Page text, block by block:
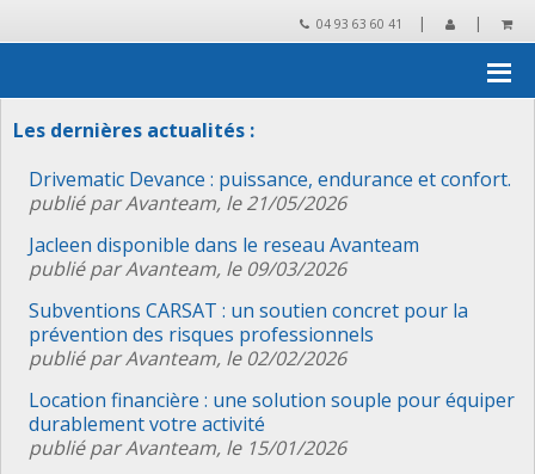
04 93 63 60 41 | |
Les dernières actualités :
Drivematic Devance : puissance, endurance et confort.
publié par Avanteam, le 21/05/2026
Jacleen disponible dans le reseau Avanteam
publié par Avanteam, le 09/03/2026
Subventions CARSAT : un soutien concret pour la
prévention des risques professionnels
publié par Avanteam, le 02/02/2026
Location financière : une solution souple pour équiper
durablement votre activité
publié par Avanteam, le 15/01/2026